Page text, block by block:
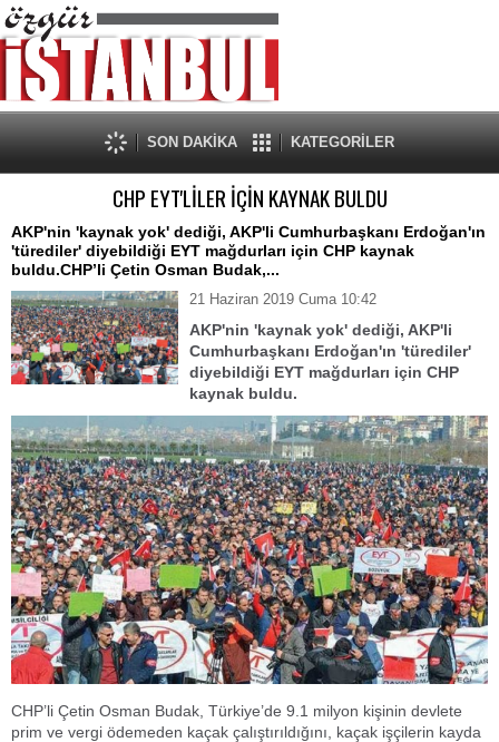
SON DAKİKA KATEGORİLER
CHP EYT'LİLER İÇİN KAYNAK BULDU
AKP'nin 'kaynak yok' dediği, AKP'li Cumhurbaşkanı Erdoğan'ın
'türediler' diyebildiği EYT mağdurları için CHP kaynak
buldu.CHP’li Çetin Osman Budak,...
21 Haziran 2019 Cuma 10:42
AKP'nin 'kaynak yok' dediği, AKP'li
Cumhurbaşkanı Erdoğan'ın 'türediler'
diyebildiği EYT mağdurları için CHP
kaynak buldu.
CHP’li Çetin Osman Budak, Türkiye’de 9.1 milyon kişinin devlete
prim ve vergi ödemeden kaçak çalıştırıldığını, kaçak işçilerin kayda